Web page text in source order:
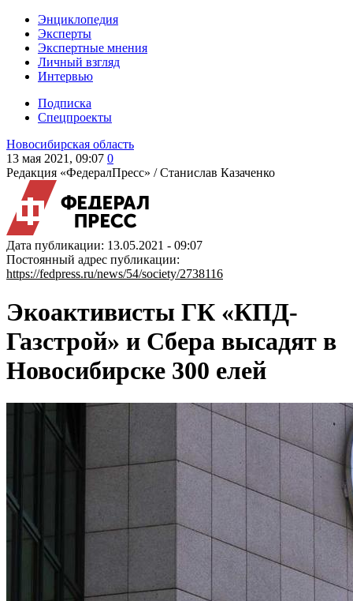
Энциклопедия
Эксперты
Экспертные мнения
Личный взгляд
Интервью
Подписка
Спецпроекты
Новосибирская область
13 мая 2021, 09:07 0
Редакция «ФедералПресс» /Станислав Казаченко
Дата публикации: 13.05.2021 - 09:07
Постоянный адрес публикации:
https://fedpress.ru/news/54/society/2738116
Экоактивисты ГК «КПД-
Газстрой» и Сбера высадят в
Новосибирске 300 елей